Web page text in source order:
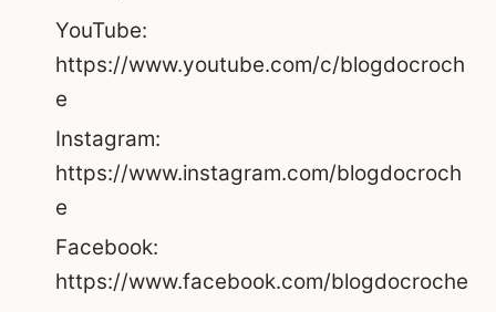
YouTube:
https://www.youtube.com/c/blogdocroch
e
Instagram:
https://www.instagram.com/blogdocroch
e
Facebook:
https://www.facebook.com/blogdocroche